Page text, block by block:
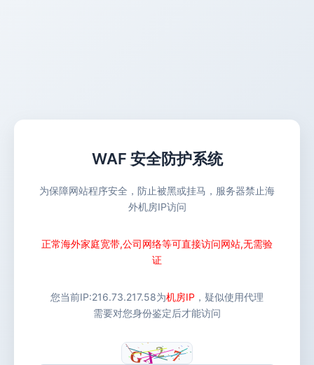
WAF 安全防护系统
为保障网站程序安全，防止被黑或挂马，服务器禁止海
外机房IP访问
正常海外家庭宽带,公司网络等可直接访问网站,无需验
证
您当前IP:216.73.217.58为机房IP ，疑似使用代理
需要对您身份鉴定后才能访问